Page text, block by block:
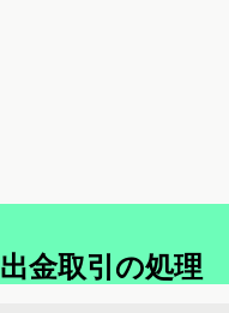
金取引の処理